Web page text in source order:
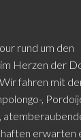
rund um den
Herzen der
fahren mit
,
erwarten